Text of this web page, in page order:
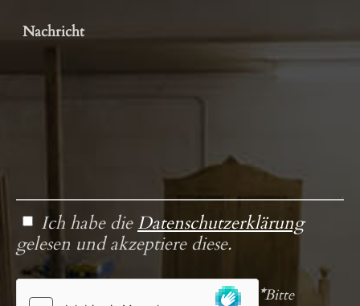
Ich habe dieDatenschutzerklärung
gelesen und akzeptiere diese.
*Bitte